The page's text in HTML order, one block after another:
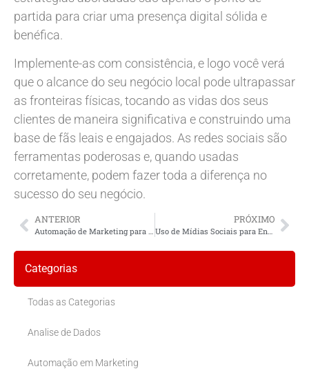
partida para criar uma presença digital sólida e
benéfica.
Implemente-as com consistência, e logo você verá
que o alcance do seu negócio local pode ultrapassar
as fronteiras físicas, tocando as vidas dos seus
clientes de maneira significativa e construindo uma
base de fãs leais e engajados. As redes sociais são
ferramentas poderosas e, quando usadas
corretamente, podem fazer toda a diferença no
sucesso do seu negócio.
ANTERIOR
Automação de Marketing para Empresas Locais: Acelere Seu Sucesso
PRÓXIMO
Uso de Mídias Sociais para Engajamento Comunitário Local: Estratégias Essenciais
Categorias
Todas as Categorias
Analise de Dados
Automação em Marketing